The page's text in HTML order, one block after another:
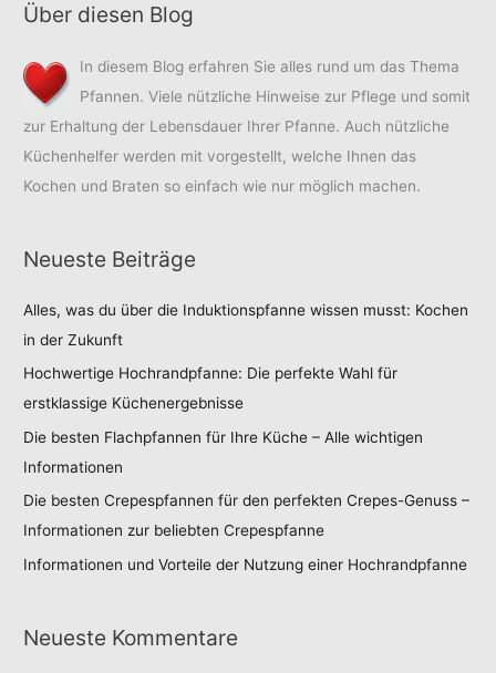
Über diesen Blog
In diesem Blog erfahren Sie alles rund um das Thema
Pfannen. Viele nützliche Hinweise zur Pflege und somit
zur Erhaltung der Lebensdauer Ihrer Pfanne. Auch nützliche
Küchenhelfer werden mit vorgestellt, welche Ihnen das
Kochen und Braten so einfach wie nur möglich machen.
Neueste Beiträge
Alles, was du über die Induktionspfanne wissen musst: Kochen
in der Zukunft
Hochwertige Hochrandpfanne: Die perfekte Wahl für
erstklassige Küchenergebnisse
Die besten Flachpfannen für Ihre Küche – Alle wichtigen
Informationen
Die besten Crepespfannen für den perfekten Crepes-Genuss –
Informationen zur beliebten Crepespfanne
Informationen und Vorteile der Nutzung einer Hochrandpfanne
Neueste Kommentare